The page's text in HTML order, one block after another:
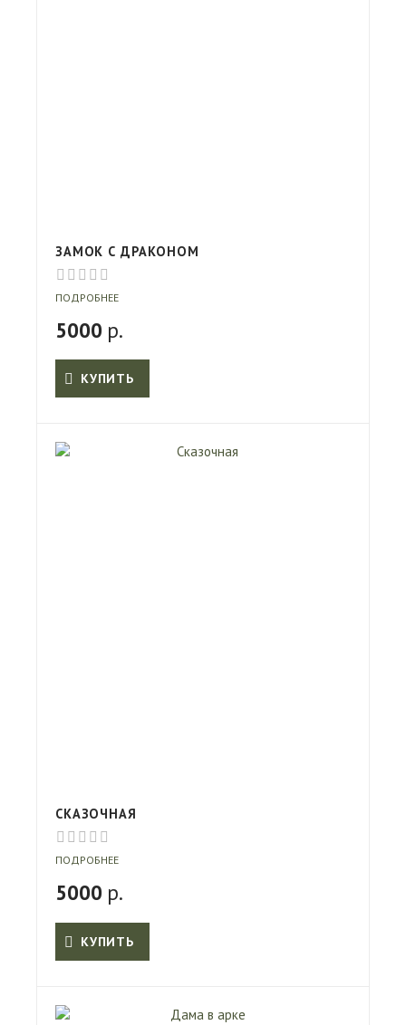
ЗАМОК С ДРАКОНОМ
ПОДРОБНЕЕ
5000 р.
КУПИТЬ
СКАЗОЧНАЯ
ПОДРОБНЕЕ
5000 р.
КУПИТЬ